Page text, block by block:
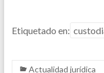
Etiquetado en:
Actualidad jurídica